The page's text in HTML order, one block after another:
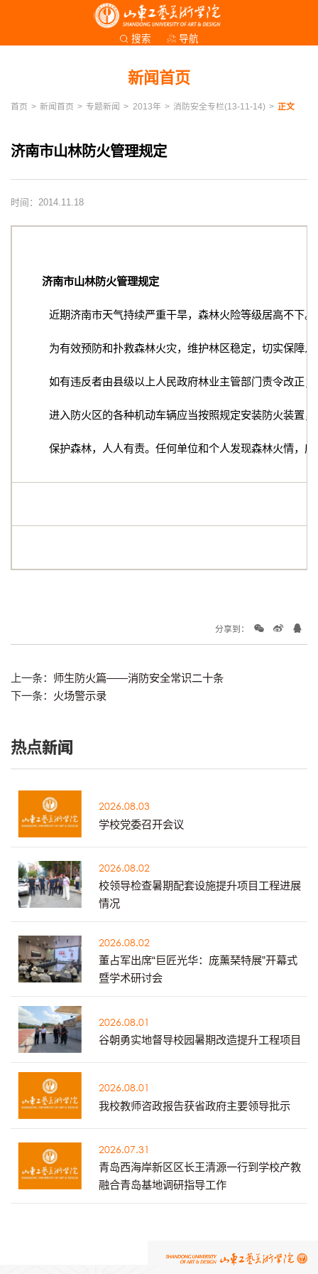
搜索 导航
新闻首页
首页 > 新闻首页 > 专题新闻 > 2013年 > 消防安全专栏(13-11-14) > 正文
济南市山林防火管理规定
时间：2014.11.18
济南市山林防火管理规定
近期济南市天气持续严重干旱，森林火险等级居高不下
为有效预防和扑救森林火灾，维护林区稳定，切实保障
如有违反者由县级以上人民政府林业主管部门责令改正
进入防火区的各种机动车辆应当按照规定安装防火装置
保护森林，人人有责。任何单位和个人发现森林火情，
分享到：
上一条： 师生防火篇――消防安全常识二十条
下一条： 火场警示录
热点新闻
2026.08.03
学校党委召开会议
2026.08.02
校领导检查暑期配套设施提升项目工程进展
情况
2026.08.02
董占军出席“巨匠光华：庞薰琹特展”开幕式
暨学术研讨会
2026.08.01
谷朝勇实地督导校园暑期改造提升工程项目
2026.08.01
我校教师咨政报告获省政府主要领导批示
2026.07.31
青岛西海岸新区区长王清源一行到学校产教
融合青岛基地调研指导工作